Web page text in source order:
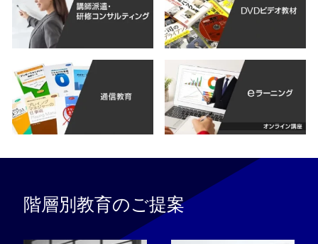
階層別教育のご提案